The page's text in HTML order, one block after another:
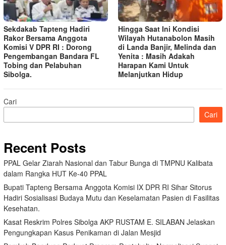
Sekdakab Tapteng Hadiri
Rakor Bersama Anggota
Komisi V DPR RI : Dorong
Pengembangan Bandara FL
Tobing dan Pelabuhan
Sibolga.
Hingga Saat Ini Kondisi
Wilayah Hutanabolon Masih
di Landa Banjir, Melinda dan
Yenita : Masih Adakah
Harapan Kami Untuk
Melanjutkan Hidup
Cari
Cari
Recent Posts
PPAL Gelar Ziarah Nasional dan Tabur Bunga di TMPNU Kalibata
dalam Rangka HUT Ke-40 PPAL
Bupati Tapteng Bersama Anggota Komisi IX DPR RI Sihar Sitorus
Hadiri Sosialisasi Budaya Mutu dan Keselamatan Pasien di Fasilitas
Kesehatan.
Kasat Reskrim Polres Sibolga AKP RUSTAM E. SILABAN Jelaskan
Pengungkapan Kasus Penikaman di Jalan Mesjid